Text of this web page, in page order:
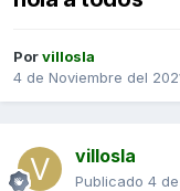
Porvillosla
4 de Noviembre del
villosla
Publicado 4